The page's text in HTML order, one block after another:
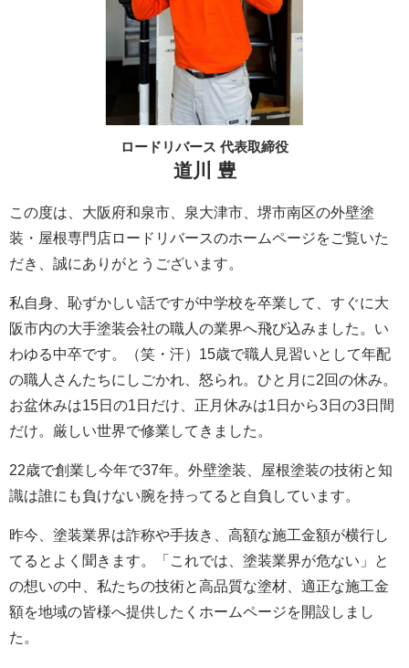
ロードリバース 代表取締役
道川 豊
この度は、大阪府和泉市、泉大津市、堺市南区の外壁塗
装・屋根専門店ロードリバースのホームページをご覧いた
だき、誠にありがとうございます。
私自身、恥ずかしい話ですが中学校を卒業して、すぐに大
阪市内の大手塗装会社の職人の業界へ飛び込みました。い
わゆる中卒です。（笑・汗）15歳で職人見習いとして年配
の職人さんたちにしごかれ、怒られ。ひと月に2回の休み。
お盆休みは15日の1日だけ、正月休みは1日から3日の3日間
だけ。厳しい世界で修業してきました。
22歳で創業し今年で37年。外壁塗装、屋根塗装の技術と知
識は誰にも負けない腕を持ってると自負しています。
昨今、塗装業界は詐称や手抜き、高額な施工金額が横行し
てるとよく聞きます。「これでは、塗装業界が危ない」と
の想いの中、私たちの技術と高品質な塗材、適正な施工金
額を地域の皆様へ提供したくホームページを開設しまし
た。